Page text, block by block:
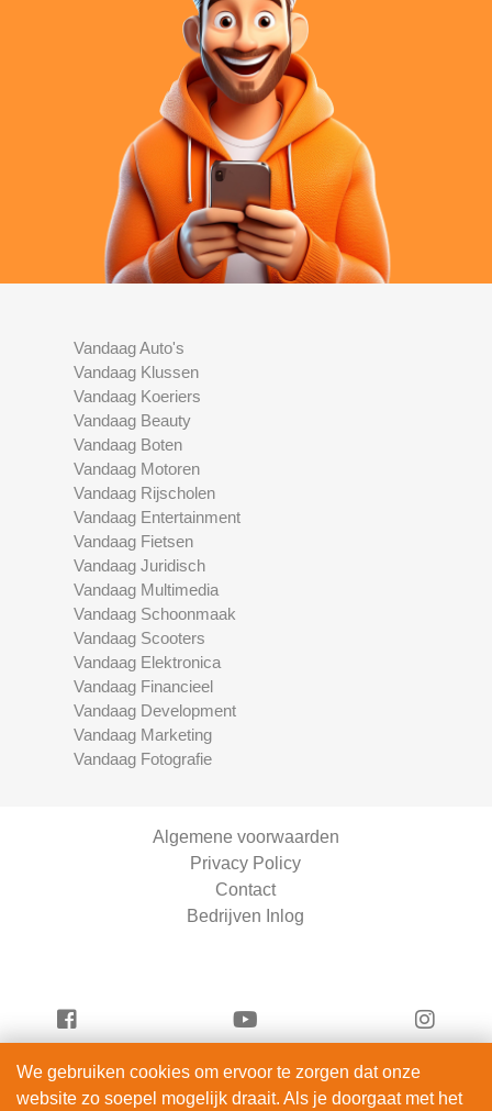
Vandaag Auto's
Vandaag Klussen
Vandaag Koeriers
Vandaag Beauty
Vandaag Boten
Vandaag Motoren
Vandaag Rijscholen
Vandaag Entertainment
Vandaag Fietsen
Vandaag Juridisch
Vandaag Multimedia
Vandaag Schoonmaak
Vandaag Scooters
Vandaag Elektronica
Vandaag Financieel
Vandaag Development
Vandaag Marketing
Vandaag Fotografie
Algemene voorwaarden
Privacy Policy
Contact
Bedrijven Inlog
Vandaag Beauty is onderdeel van
We gebruiken cookies om ervoor te zorgen dat onze
website zo soepel mogelijk draait. Als je doorgaat met het